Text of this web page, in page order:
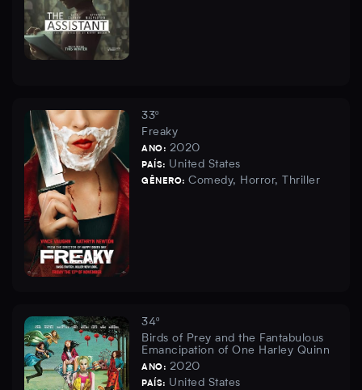
33º
Freaky
ANO: 2020
PAÍS: United States
GÊNERO: Comedy, Horror, Thriller
34º
Birds of Prey and the Fantabulous
Emancipation of One Harley Quinn
ANO: 2020
PAÍS: United States